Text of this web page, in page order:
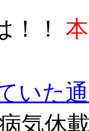
！！
いた
気休